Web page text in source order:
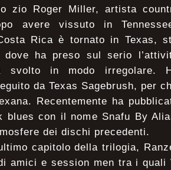
zio Roger Miller, artista
avere vissuto in
Rica è tornato in Texas,
dove ha preso sul serio
svolto in modo irregolare.
da Texas Sagebrush, per
Recentemente ha
blues con il nome Snafu By
dei dischi precedenti.
capitolo della trilogia,
amici e session men tra i quali